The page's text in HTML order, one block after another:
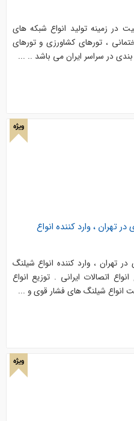
در زمینه تولید انواع شبکه های
، تورهای کشاورزی و تورهای
بندی در سراسر ایران می باشد .. ...
ویژه
تهران ، وارد کننده انواع
تهران ، وارد کننده انواع شیلنگ
اتصالات ایرانی . توزیع انواع
انواع شیلنگ های فشار قوی و ...
ویژه